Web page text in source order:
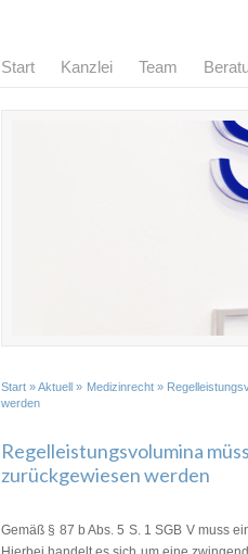
Start Kanzlei Team
Start »Aktuell » Medizinrecht»
werden
Regelleistungsvolumina
zurückgewiesen werden
Gemäß § 87 b Abs. 5 S. 1 SGB V muss